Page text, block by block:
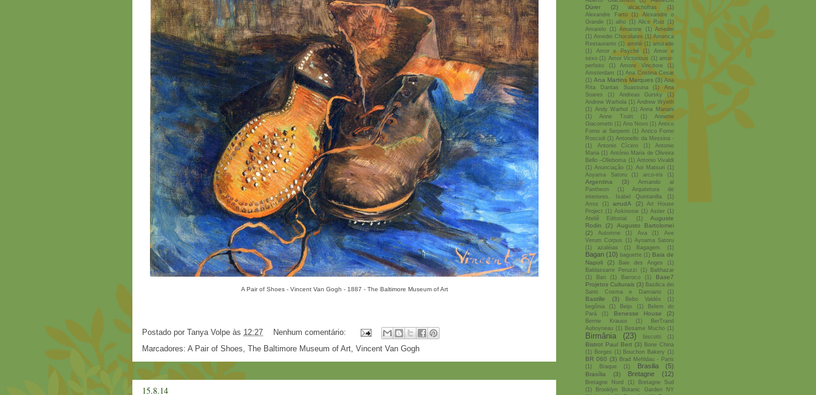
A Pair of Shoes - Vincent Van Gogh - 1887 - The Baltimore Museum of Art
Postado por Tanya Volpe às 12:27
Nenhum comentário:
Marcadores: A Pair of Shoes The Baltimore Museum of Art Vincent Van Gogh
15.8.14
Dürer
(2) alcachofras
(1)
Alexandre Farto
(1)
Alexandre o
Grande (1) alho (1) Alice Ruiz (1)
Amarelo (1) Amarone (1) Amedei
(1) Amedei Chocolates (1) America
Restaurante (1) amitié (1) amizade
(1)
Amor e Psyché (1)
Amor e
sexo (1) Amor Victorious (1) amor-
perfeito
(1) Amore Vincitore
(1)
Amsterdam (1) Ana Cristina Cesar
(1) Ana Martins Marques (3) Ana
Rita Dantas Suassuna
(1)
Ana
Soares
(1) Andreas Gursky
(1)
Andrew Warhola (1) Andrew Wyeth
(1) Andy Warhol (1) Anna Mariani
(1)
Anne Truitt (1)
Annette
Giacometti (1) Ano Novo (1) Antico
Forno ai Serpenti (1) Antico Forno
Roscioli (1) Antonello da Messina -
(1)
Antonio Cícero (1)
Antonio
Maria (1) António Maria de Oliveira
Bello –Olleboma (1) Antonio Vivaldi
(1) Anunciação (1) Aoi Matsuri (1)
Aoyama Satoru
(1) arco-iris (1)
Argentina (3)
Armando al
Pantheon
(1)
Arquitetura de
interiores. Isabel Quintanilla
(1)
Arroz
(1) arrudA (2)
Art House
Project (1) Askinosie (1) Astier (1)
Ateliê Editorial.
(1)
Auguste
Rodin
(2)
Augusto Bartolomei
(2)
Automne (1) Ava (1)
Ave
Verum Corpus (1) Ayoama Satoru
(1)
azaléias (1) Bagagem. (1)
Bagan (10) baguette (1) Baia de
Napoli
(2) Baie des Anges
(1)
Baldassarre Peruzzi (1)
Balthazar
(1)
Bari (1) Barroco (1)
Base7
Projetos Culturais (3) Basilica dei
Santi Cosma e Damiano
(1)
Bastille (3) Bebo Valdés
(1)
begônia
(1) Beijo (1)
Belem do
Pará
(1) Benesse House (2)
Bernie Krause (1)
BerTrand
Auboyneau (1) Besame Mucho (1)
Birmânia (23) biscotti (1)
Bistrot Paul Bert (3) Bone China
(1) Borges (1) Bouchon Bakery (1)
BR 060 (3) Brad Mehldau - Paris
(1)
Braque (1) Brasilia (5)
Brasília (3) Bretagne (12)
Bretagne Nord (1)
Bretagne Sud
(1)
Brooklyn Botanic Garden NY